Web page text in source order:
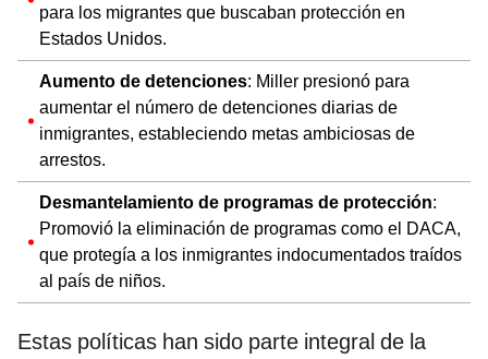
para los migrantes que buscaban protección en
Estados Unidos.
Aumento de detenciones: Miller presionó para
aumentar el número de detenciones diarias de
inmigrantes, estableciendo metas ambiciosas de
arrestos.
Desmantelamiento de programas de protección:
Promovió la eliminación de programas como el DACA,
que protegía a los inmigrantes indocumentados traídos
al país de niños.
Estas políticas han sido parte integral de la